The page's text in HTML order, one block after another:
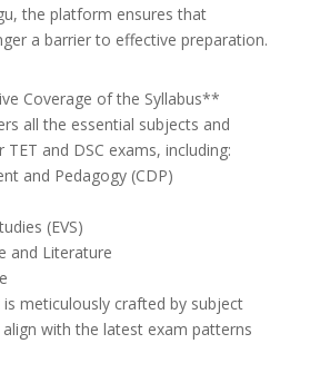
the platform ensures that
a barrier to effective preparation.
Coverage of the Syllabus**
all the essential subjects and
and DSC exams, including:
and Pedagogy (CDP)
(EVS)
and Literature
is meticulously crafted by subject
with the latest exam patterns